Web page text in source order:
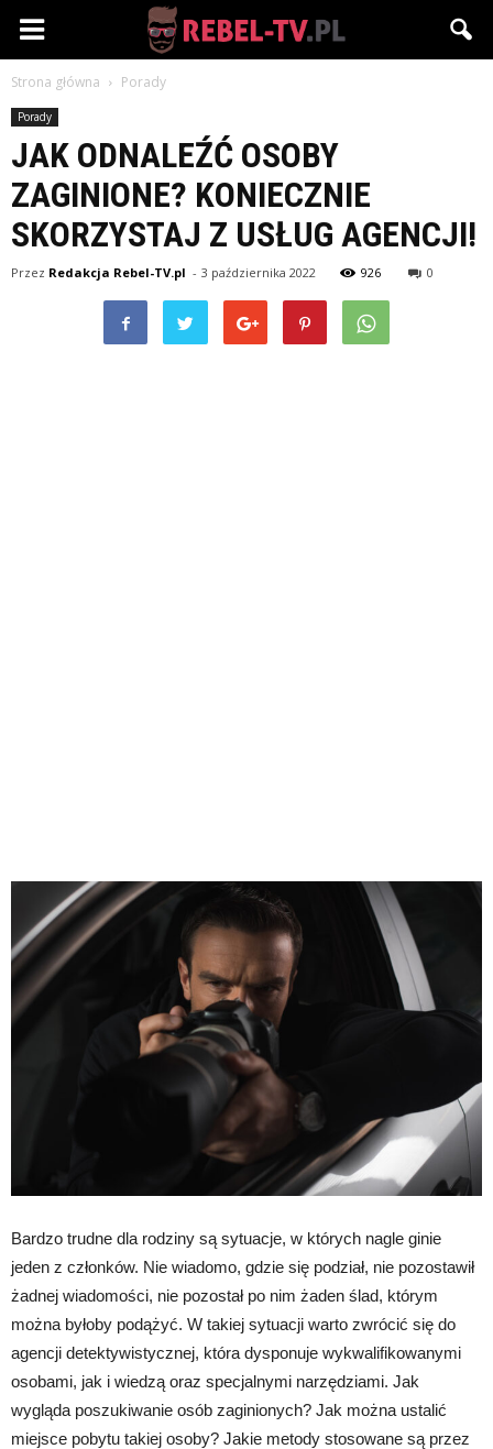
Rebel-
Strona główna Porady
Porady
JAK ODNALEŹĆ OSOBY
ZAGINIONE? KONIECZNIE
SKORZYSTAJ Z USŁUG AGENCJI!
Przez Redakcja Rebel-TV.pl - 3 października 2022 926 0
Bardzo trudne dla rodziny są sytuacje, w których nagle ginie
jeden z członków. Nie wiadomo, gdzie się podział, nie pozostawił
żadnej wiadomości, nie pozostał po nim żaden ślad, którym
można byłoby podążyć. W takiej sytuacji warto zwrócić się do
agencji detektywistycznej, która dysponuje wykwalifikowanymi
osobami, jak i wiedzą oraz specjalnymi narzędziami. Jak
wygląda poszukiwanie osób zaginionych? Jak można ustalić
miejsce pobytu takiej osoby? Jakie metody stosowane są przez